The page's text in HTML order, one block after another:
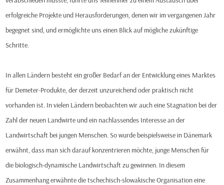
erfolgreiche Projekte und Herausforderungen, denen wir im vergangenen Jahr
begegnet sind, und ermöglichte uns einen Blick auf mögliche zukünftige
Schritte.
In allen Ländern besteht ein großer Bedarf an der Entwicklung eines Marktes
für Demeter-Produkte, der derzeit unzureichend oder praktisch nicht
vorhanden ist. In vielen Ländern beobachten wir auch eine Stagnation bei der
Zahl der neuen Landwirte und ein nachlassendes Interesse an der
Landwirtschaft bei jungen Menschen. So wurde beispielsweise in Dänemark
erwähnt, dass man sich darauf konzentrieren möchte, junge Menschen für
die biologisch-dynamische Landwirtschaft zu gewinnen. In diesem
Zusammenhang erwähnte die tschechisch-slowakische Organisation eine